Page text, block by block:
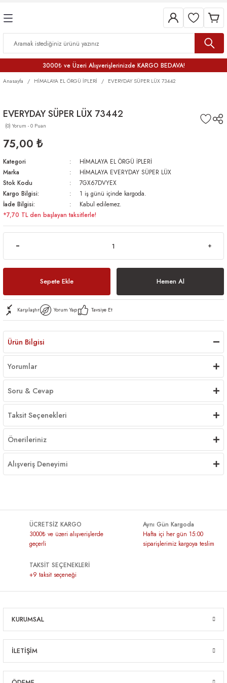
3000₺ ve Üzeri Alışverişlerinizde KARGO BEDAVA!
Anasayfa HİMALAYA EL ÖRGÜ İPLERİ EVERYDAY SÜPER LÜX 73442
EVERYDAY SÜPER LÜX 73442
(0) Yorum - 0 Puan
75,00 ₺
Kategori
HİMALAYA EL ÖRGÜ İPLERİ
Marka
HİMALAYA EVERYDAY SÜPER LÜX
Stok Kodu
7GX67DVYEX
Kargo Bilgisi:
1 iş günü içinde kargoda.
İade Bilgisi:
Kabul edilemez.
*7,70 TL den başlayan taksitlerle!
Sepete Ekle Hemen Al
Karşılaştır Yorum Yap Tavsiye Et
Ürün Bilgisi
Yorumlar
Soru & Cevap
Taksit Seçenekleri
Önerileriniz
Alışveriş Deneyimi
ÜCRETSİZ KARGO
3000₺ ve üzeri alışverişlerde
geçerli
Aynı Gün Kargoda
Hafta içi her gün 15:00
siparişlerimiz kargoya teslim
TAKSİT SEÇENEKLERİ
+9 taksit seçeneği
KURUMSAL
İLETİŞİM